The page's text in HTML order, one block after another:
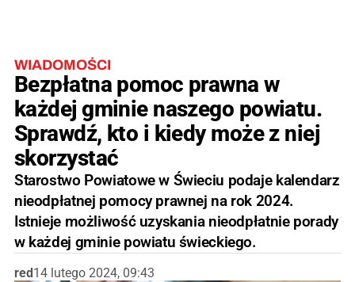
WIADOMOŚCI
Bezpłatna pomoc prawna w
każdej gminie naszego powiatu.
Sprawdź, kto i kiedy może z niej
skorzystać
Starostwo Powiatowe w Świeciu podaje kalendarz
nieodpłatnej pomocy prawnej na rok 2024.
Istnieje możliwość uzyskania nieodpłatnie porady
w każdej gminie powiatu świeckiego.
red 14 lutego 2024, 09:43